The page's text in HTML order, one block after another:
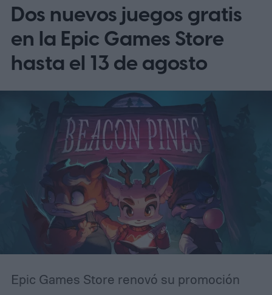
Dos nuevos juegos gratis
en la Epic Games Store
hasta el 13 de agosto
Epic Games Store renovó su promoción